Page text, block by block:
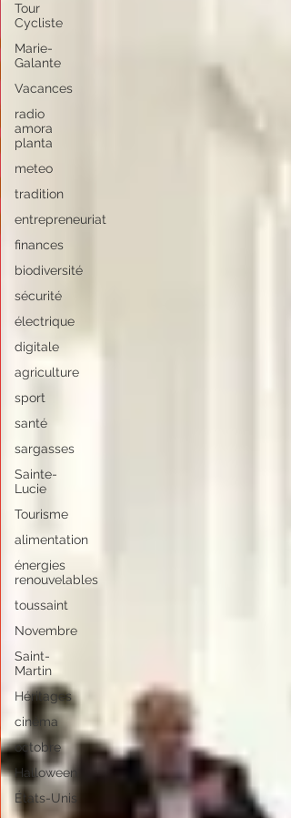
Tour
Cycliste
Marie-
Galante
Vacances
radio
amora
planta
meteo
tradition
entrepreneuriat
finances
biodiversité
sécurité
électrique
digitale
agriculture
sport
santé
sargasses
Sainte-
Lucie
Tourisme
alimentation
énergies
renouvelables
toussaint
Novembre
Saint-
Martin
Héritages
cinéma
octobre
Halloween
États-Unis